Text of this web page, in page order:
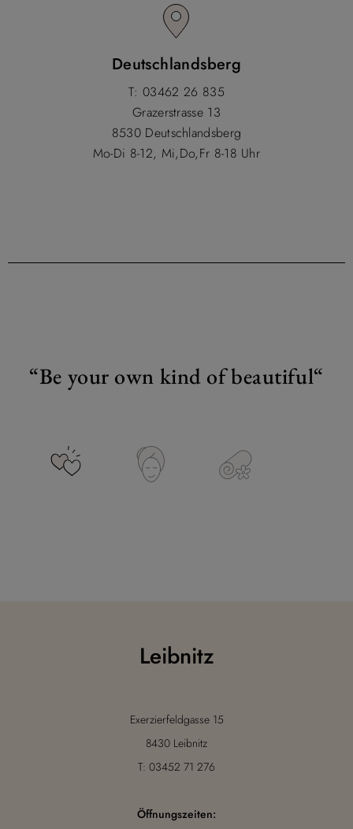
Deutschlandsberg
T: 03462 26 835
Grazerstrasse 13
8530 Deutschlandsberg
Mo-Di 8-12, Mi,Do,Fr 8-18 Uhr
“Be your own kind of beautiful“
Leibnitz
Exerzierfeldgasse 15
8430 Leibnitz
T: 03452 71 276
Öffnungszeiten: